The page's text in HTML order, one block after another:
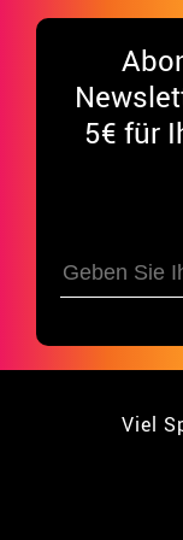
5€ für
Viel